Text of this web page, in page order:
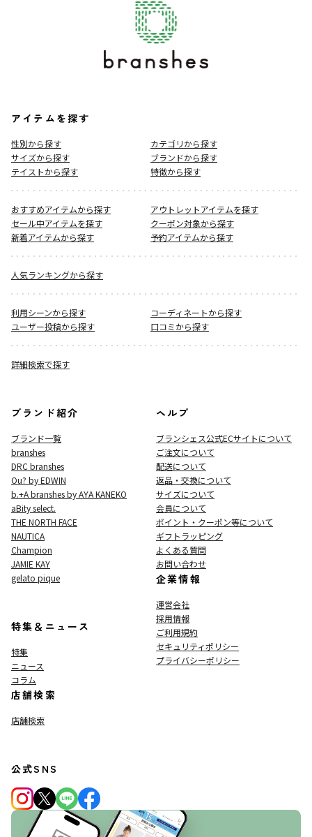
アイテムを探す
性別から探す
カテゴリから探す
サイズから探す
ブランドから探す
テイストから探す
特徴から探す
おすすめアイテムから探す
アウトレットアイテムを探す
セール中アイテムを探す
クーポン対象から探す
新着アイテムから探す
予約アイテムから探す
人気ランキングから探す
利用シーンから探す
コーディネートから探す
ユーザー投稿から探す
口コミから探す
詳細検索で探す
ブランド紹介
ブランド一覧
branshes
DRC branshes
Ou? by EDWIN
b.+A branshes by AYA KANEKO
aBity select.
THE NORTH FACE
NAUTICA
Champion
JAMIE KAY
gelato pique
特集＆ニュース
特集
ニュース
コラム
店舗検索
店舗検索
ヘルプ
ブランシェス公式ECサイトについて
ご注文について
配送について
返品・交換について
サイズについて
会員について
ポイント・クーポン等について
ギフトラッピング
よくある質問
お問い合わせ
企業情報
運営会社
採用情報
ご利用規約
セキュリティポリシー
プライバシーポリシー
公式SNS